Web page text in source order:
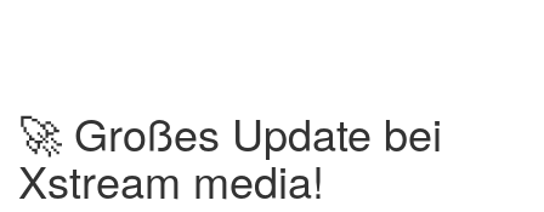
🚀 Großes Update bei
Xstream media!